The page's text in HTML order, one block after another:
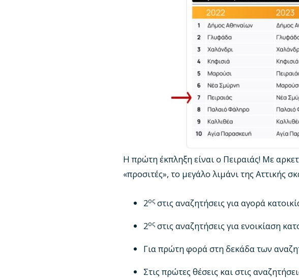
Η πρώτη έκπληξη είναι ο Πειραιάς! Με
«προσιτές», το μεγάλο λιμάνι της Αττικής
2ος στις αναζητήσεις για αγορά
2ος στις αναζητήσεις για ενοικίαση
Για πρώτη φορά στη δεκάδα των
Στις πρώτες θέσεις και στις